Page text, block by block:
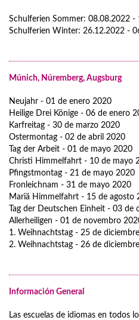
Schulferien Sommer: 08.08.2022 -
Schulferien Winter: 26.12.2022 -
Múnich, Núremberg, Augsburg
Neujahr - 01 de enero 2020
Heilige Drei Könige - 06 de enero
Karfreitag - 30 de marzo 2020
Ostermontag - 02 de abril 2020
Tag der Arbeit - 01 de mayo 2020
Christi Himmelfahrt - 10 de mayo
Pfingstmontag - 21 de mayo 2020
Fronleichnam - 31 de mayo 2020
Mariä Himmelfahrt - 15 de agosto
Tag der Deutschen Einheit - 03 de
Allerheiligen - 01 de novembro
1. Weihnachtstag - 25 de
2. Weihnachtstag - 26 de
Información General
Las escuelas de idiomas en todos